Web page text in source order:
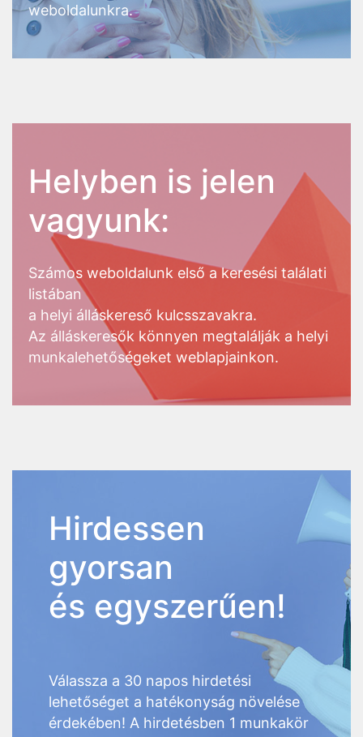
weboldalunkra.
Helyben is jelen
vagyunk:
Számos weboldalunk első a keresési találati
listában
a helyi álláskereső kulcsszavakra.
Az álláskeresők könnyen megtalálják a helyi
munkalehetőségeket weblapjainkon.
Hirdessen
gyorsan
és egyszerűen!
Válassza a 30 napos hirdetési
lehetőséget a hatékonyság növelése
érdekében! A hirdetésben 1 munkakör